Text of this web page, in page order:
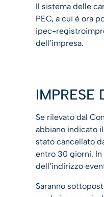
Il sistema delle
PEC, a cui è ora
ipec-
dell’impresa.
IMPRESE
Se rilevato dal
abbiano indicato
stato cancellato
entro 30 giorni. In
dell’indirizzo
Saranno